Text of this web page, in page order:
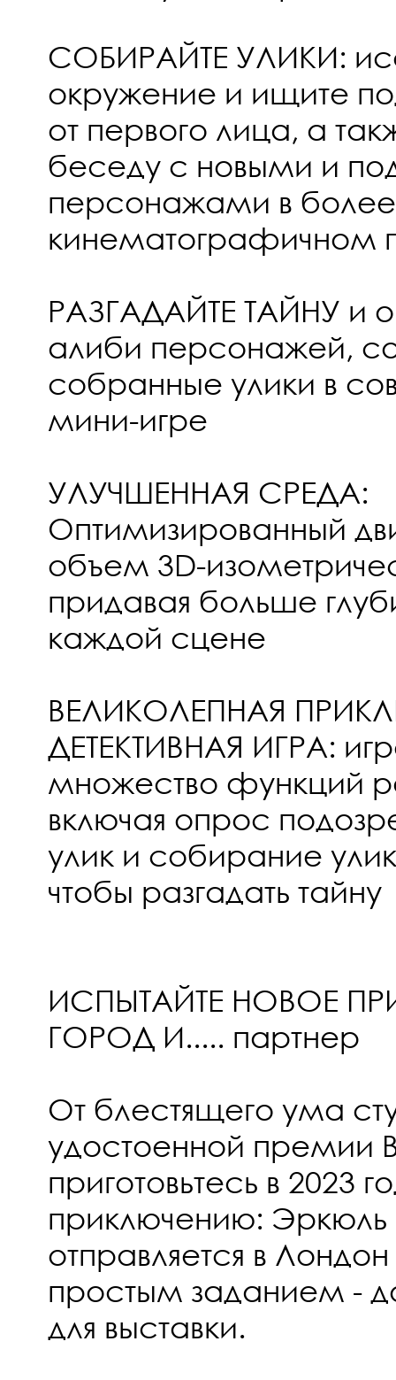
СОБИРАЙТЕ УЛИКИ:
окружение и ищите
от первого лица, а
беседу с новыми и
персонажами в более
кинематографичном
РАЗГАДАЙТЕ ТАЙНУ и
алиби персонажей,
собранные улики в
мини-игре
УЛУЧШЕННАЯ СРЕДА:
Оптимизированный
объем 3D-
придавая больше
каждой сцене
ВЕЛИКОЛЕПНАЯ
ДЕТЕКТИВНАЯ ИГРА:
множество функций
включая опрос
улик и собирание
чтобы разгадать тайну
ИСПЫТАЙТЕ НОВОЕ
ГОРОД И..... партнер
От блестящего ума
удостоенной премии
приготовьтесь в 2023
приключению:
отправляется в
простым заданием -
для выставки.